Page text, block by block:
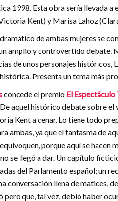
1998. Esta obra sería llevada a
Kent) y Marisa Lahoz
de ambas mujeres se
amplio y controvertido debate.
de unos personajes históricos,
Presenta un tema más
concede el premio El Espectáculo
aquel histórico debate sobre
Kent a cenar. Lo tiene todo
ambas, ya que el fantasma de
porque aquí se hacen
se llegó a dar. Un capítulo
del Parlamento español; un
conversación llena de matices,
pero que, tal vez, debió haber